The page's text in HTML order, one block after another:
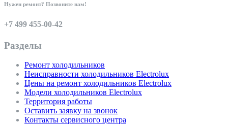
Нужен ремонт? Позвоните нам!
+7 499 455-00-42
Разделы
Ремонт холодильников
Неисправности холодильников Electrolux
Цены на ремонт холодильников Electrolux
Модели холодильников Electrolux
Территория работы
Оставить заявку на звонок
Контакты сервисного центра